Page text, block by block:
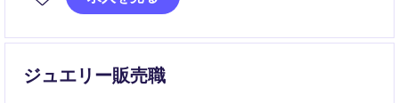
し、ラグジュアリー顧客体験の向上を担っていただき
ジュエリー販売職